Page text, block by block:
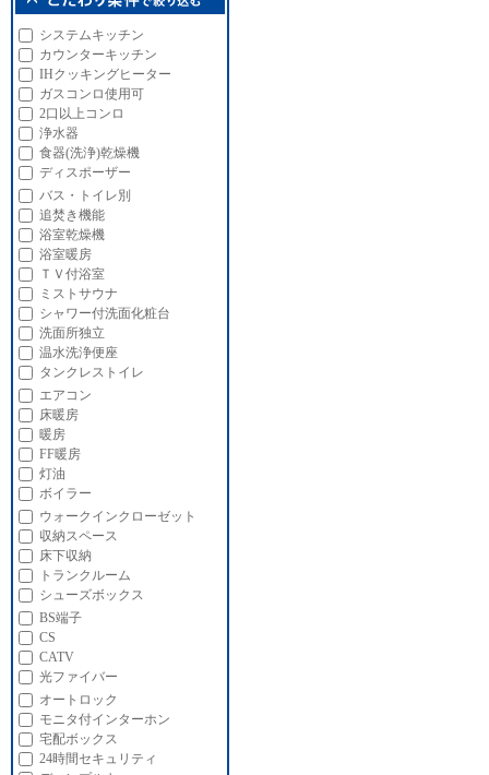
システムキッチン
カウンターキッチン
IHクッキングヒーター
ガスコンロ使用可
2口以上コンロ
浄水器
食器(洗浄)乾燥機
ディスポーザー
バス・トイレ別
追焚き機能
浴室乾燥機
浴室暖房
ＴＶ付浴室
ミストサウナ
シャワー付洗面化粧台
洗面所独立
温水洗浄便座
タンクレストイレ
エアコン
床暖房
暖房
FF暖房
灯油
ボイラー
ウォークインクローゼット
収納スペース
床下収納
トランクルーム
シューズボックス
BS端子
CS
CATV
光ファイバー
オートロック
モニタ付インターホン
宅配ボックス
24時間セキュリティ